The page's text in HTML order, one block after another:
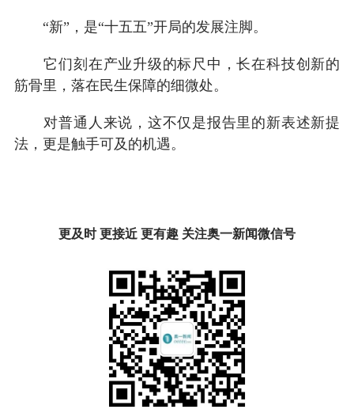
“新”，是“十五五”开局的发展注脚。
它们刻在产业升级的标尺中，长在科技创新的
筋骨里，落在民生保障的细微处。
对普通人来说，这不仅是报告里的新表述新提
法，更是触手可及的机遇。
更及时 更接近 更有趣 关注奥一新闻微信号